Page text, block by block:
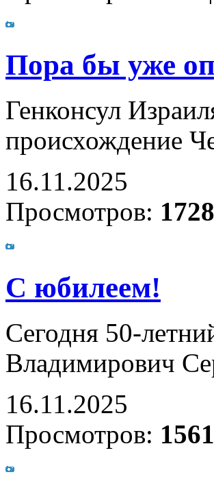
Пора бы уже
Генконсул
происхождение
16.11.2025
Просмотров: 1728
С юбилеем!
Сегодня 50-
Владимирович
16.11.2025
Просмотров: 1561